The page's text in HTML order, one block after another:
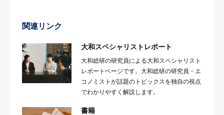
関連リンク
大和スペシャリストレポート
大和総研の研究員による大和スペシャリスト
レポートページです。大和総研の研究員・エ
コノミストが話題のトピックスを独自の視点
でわかりやすく解説します。
書籍